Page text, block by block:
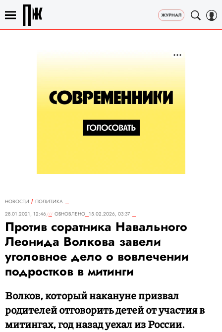
НОВОСТИ
ПОЛИТИКА
28.01.2021, 12:46
ОБНОВЛЕНО 15.02.2026, 03:37
Против соратника Навального
Леонида Волкова завели
уголовное дело о вовлечении
подростков в митинги
Волков, который накануне призвал
родителей отговорить детей от участия в
митингах, год назад уехал из России.